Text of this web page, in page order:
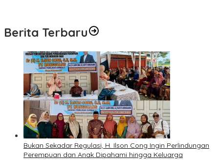
Berita Terbaru
Bukan Sekadar Regulasi, H. Ilson Cong Ingin Perlindungan
Perempuan dan Anak Dipahami hingga Keluarga